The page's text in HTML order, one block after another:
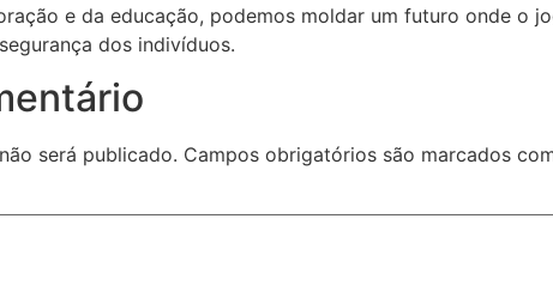
e da educação, podemos moldar um futuro onde o
dos indivíduos.
será publicado. Campos obrigatórios são marcados